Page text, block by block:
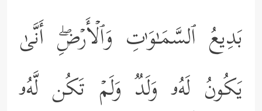
بَدِیعُ ٱلسَّمَـٰوَ ٰ⁠تِ وَٱلۡأَرۡضِۖ أَنَّىٰ
یَكُونُ لَهُۥ وَلَدࣱ وَلَمۡ تَكُن لَّهُۥ